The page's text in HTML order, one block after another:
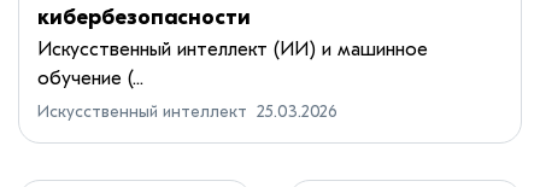
кибербезопасности
Искусственный интеллект (ИИ) и машинное
обучение (...
Искусственный интеллект 25.03.2026